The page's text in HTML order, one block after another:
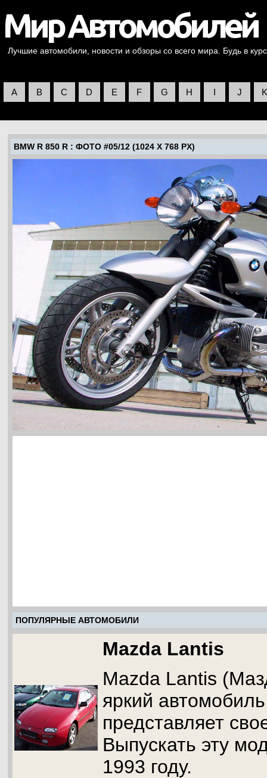
Лучшие автомобили, новости и обзоры со всего мира. Будь в
A B C D E F G H I J K
BMW R 850 R : ФОТО #05/12 (1024 X 768 PX)
ПОПУЛЯРНЫЕ АВТОМОБИЛИ
Mazda Lantis
Mazda Lantis
яркий
представляет
Выпускать эту
1993 году.